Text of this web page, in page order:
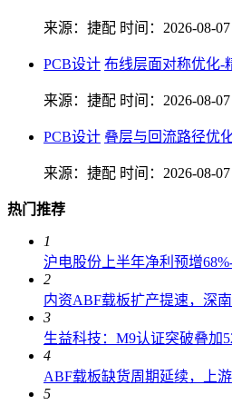
来源：捷配 时间：2026-08-07
PCB设计 布线层面对称优化-
来源：捷配 时间：2026-08-07
PCB设计 叠层与回流路径优
来源：捷配 时间：2026-08-07
热门推荐
1
沪电股份上半年净利预增
2
内资ABF载板扩产提速，深
3
生益科技：M9认证突破叠加
4
ABF载板缺货周期延续，上
5